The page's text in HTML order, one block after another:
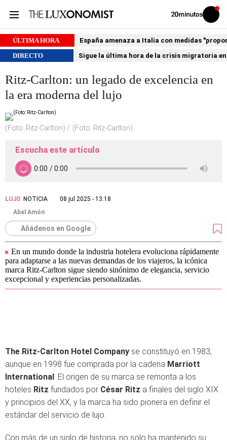
Volver
Iniciar
sesión
ÚLTIMA HORA
España amenaza a Italia con medidas
DIRECTO
Sigue la última hora de la crisis migratoria
Ritz-Carlton: un legado de excelencia en
la era moderna del lujo
(Foto: Ritz-Carlton) (Foto: Ritz-Carlton)
Escucha este artículo
LUJO NOTICIA
08 jul 2025 - 13:18
Abel Amón
Añádenos en Google
En un mundo donde la industria hotelera evoluciona rápidamente
para adaptarse a las nuevas demandas de los viajeros, la icónica
marca Ritz-Carlton sigue siendo sinónimo de elegancia, servicio
excepcional y experiencias personalizadas.
The Ritz-Carlton Hotel Company se constituyó en 1983,
aunque en 1998 fue comprada por la cadena Marriott
International. El origen de su marca se remonta a los
hoteles Ritz fundados por César Ritz a finales del siglo XIX
y principios del XX, y la marca ha sido pionera en definir el
estándar del servicio de lujo.
Con más de un siglo de historia, no solo ha mantenido su